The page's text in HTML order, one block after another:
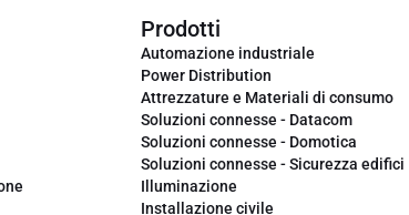
Prodotti
Automazione industriale
Power Distribution
Attrezzature e Materiali di consumo
Soluzioni connesse - Datacom
Soluzioni connesse - Domotica
Soluzioni connesse - Sicurezza edifici
Illuminazione
Installazione civile